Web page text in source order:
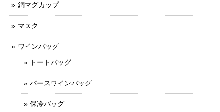
銅マグカップ
マスク
ワインバッグ
トートバッグ
パースワインバッグ
保冷バッグ